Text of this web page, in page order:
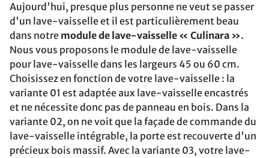
Aujourd'hui, presque plus personne ne veut se passer
d'un lave-vaisselle et il est particulièrement beau
dans notre module de lave-vaisselle « Culinara ».
Nous vous proposons le module de lave-vaisselle
pour lave-vaisselle dans les largeurs 45 ou 60 cm.
Choisissez en fonction de votre lave-vaisselle : la
variante 01 est adaptée aux lave-vaisselle encastrés
et ne nécessite donc pas de panneau en bois. Dans la
variante 02, on ne voit que la façade de commande du
lave-vaisselle intégrable, la porte est recouverte d'un
précieux bois massif. Avec la variante 03, votre lave-